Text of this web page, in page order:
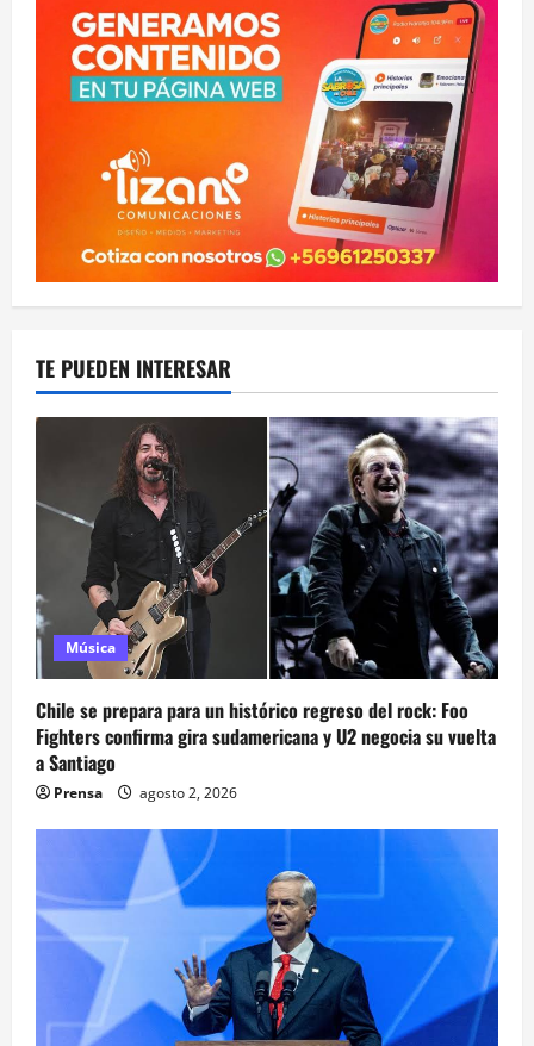
TE PUEDEN INTERESAR
Música
Chile se prepara para un histórico regreso del rock: Foo
Fighters confirma gira sudamericana y U2 negocia su vuelta
a Santiago
Prensa agosto 2, 2026